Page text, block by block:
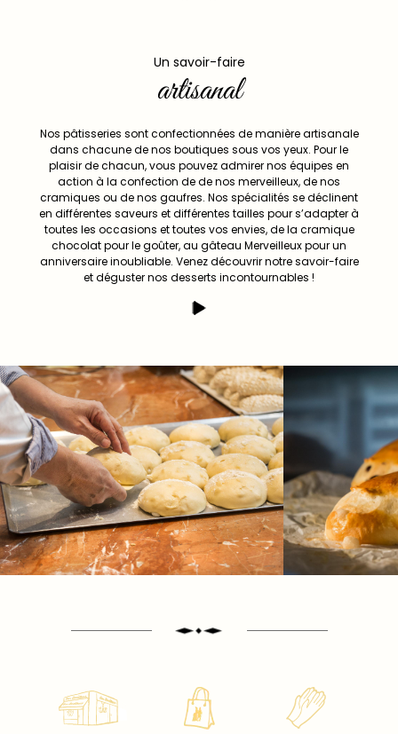
Un savoir-faire
artisanal
Nos pâtisseries sont confectionnées de manière artisanale
dans chacune de nos boutiques sous vos yeux. Pour le
plaisir de chacun, vous pouvez admirer nos équipes en
action à la confection de de nos merveilleux, de nos
cramiques ou de nos gaufres. Nos spécialités se déclinent
en différentes saveurs et différentes tailles pour s’adapter à
toutes les occasions et toutes vos envies, de la cramique
chocolat pour le goûter, au gâteau Merveilleux pour un
anniversaire inoubliable. Venez découvrir notre savoir-faire
et déguster nos desserts incontournables !